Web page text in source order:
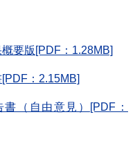
要版[PDF：1.28MB]
：2.15MB]
（自由意見）[PDF：